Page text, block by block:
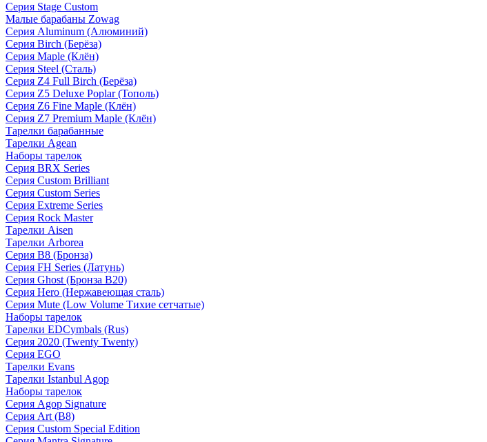
Серия Stage Custom
Малые барабаны Zowag
Серия Aluminum (Алюминий)
Серия Birch (Берёза)
Серия Maple (Клён)
Серия Steel (Сталь)
Серия Z4 Full Birch (Берёза)
Серия Z5 Deluxe Poplar (Тополь)
Серия Z6 Fine Maple (Клён)
Серия Z7 Premium Maple (Клён)
Тарелки барабанные
Тарелки Agean
Наборы тарелок
Серия BRX Series
Серия Custom Brilliant
Серия Custom Series
Серия Extreme Series
Серия Rock Master
Тарелки Aisen
Тарелки Arborea
Серия B8 (Бронза)
Серия FH Series (Латунь)
Серия Ghost (Бронза B20)
Серия Hero (Нержавеющая сталь)
Серия Mute (Low Volume Тихие сетчатые)
Наборы тарелок
Тарелки EDCymbals (Rus)
Серия 2020 (Twenty Twenty)
Серия EGO
Тарелки Evans
Тарелки Istanbul Agop
Наборы тарелок
Серия Agop Signature
Серия Art (B8)
Серия Custom Special Edition